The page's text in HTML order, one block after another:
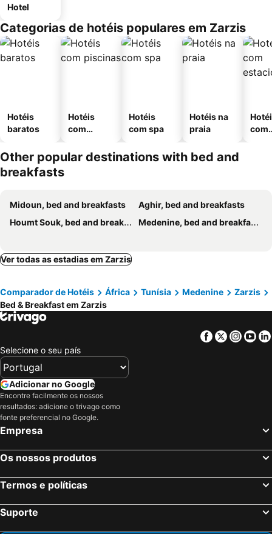
Hotel
Categorias de hotéis populares em Zarzis
Hotéis
baratos
Hotéis
com
Hotéis
com spa
Hotéis na
praia
com
Other popular destinations with bed and
breakfasts
Midoun, bed and breakfasts
Aghir, bed and breakfasts
Houmt Souk, bed and breakfasts
Medenine, bed and breakfasts
Ver todas as estadias em Zarzis
Comparador de Hotéis África Tunísia Medenine
Zarzis
Bed & Breakfast em Zarzis
Facebook
Twitter
Selecione o seu país
Adicionar no Google
Encontre facilmente os nossos
resultados: adicione o trivago como
fonte preferencial no Google.
Empresa
Os nossos produtos
Termos e políticas
Suporte